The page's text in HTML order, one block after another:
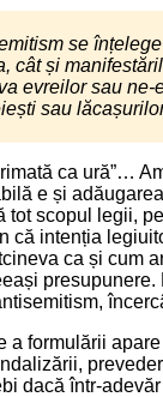
se
cât și
evreilor sau
sau
ca ură”…
e și
tot scopul legii,
că intenția
ca și cum
a formulării
dacă într-